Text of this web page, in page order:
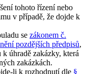
tohoto řízení nebo
v případě, že dojde k
se zákonem č.
pozdějších předpisů,
úhradě zakázky, která
zakázkách.
li k rozhodnutí dle §